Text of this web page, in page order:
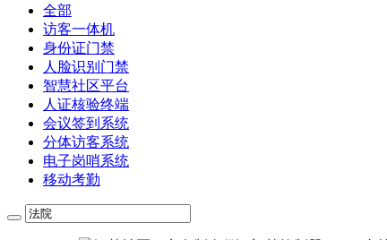
全部
访客一体机
身份证门禁
人脸识别门禁
智慧社区平台
人证核验终端
会议签到系统
分体访客系统
电子岗哨系统
移动考勤